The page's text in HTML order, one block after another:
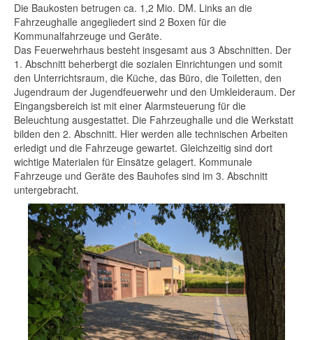
Die Baukosten betrugen ca. 1,2 Mio. DM. Links an die
Fahrzeughalle angegliedert sind 2 Boxen für die
Kommunalfahrzeuge und Geräte.
Das Feuerwehrhaus besteht insgesamt aus 3 Abschnitten. Der
1. Abschnitt beherbergt die sozialen Einrichtungen und somit
den Unterrichtsraum, die Küche, das Büro, die Toiletten, den
Jugendraum der Jugendfeuerwehr und den Umkleideraum. Der
Eingangsbereich ist mit einer Alarmsteuerung für die
Beleuchtung ausgestattet. Die Fahrzeughalle und die Werkstatt
bilden den 2. Abschnitt. Hier werden alle technischen Arbeiten
erledigt und die Fahrzeuge gewartet. Gleichzeitig sind dort
wichtige Materialen für Einsätze gelagert. Kommunale
Fahrzeuge und Geräte des Bauhofes sind im 3. Abschnitt
untergebracht.